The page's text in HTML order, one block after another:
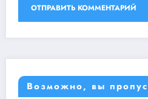
Возможно, вы